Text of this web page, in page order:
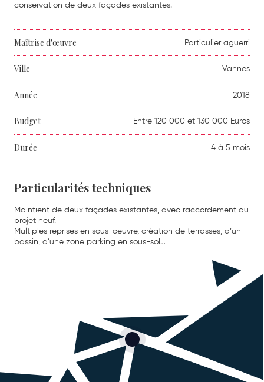
conservation de deux façades existantes.
Maîtrise d'œuvre Particulier aguerri
Ville Vannes
Année 2018
Budget Entre 120 000 et 130 000 Euros
Durée 4 à 5 mois
Particularités techniques
Maintient de deux façades existantes, avec raccordement au
projet neuf.
Multiples reprises en sous-oeuvre, création de terrasses, d’un
bassin, d’une zone parking en sous-sol…